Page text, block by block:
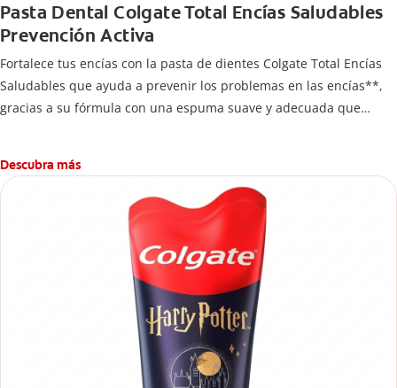
Pasta Dental Colgate Total Encías Saludables
Prevención Activa
Fortalece tus encías con la pasta de dientes Colgate Total Encías
Saludables que ayuda a prevenir los problemas en las encías**,
gracias a su fórmula con una espuma suave y adecuada que
Descubra más